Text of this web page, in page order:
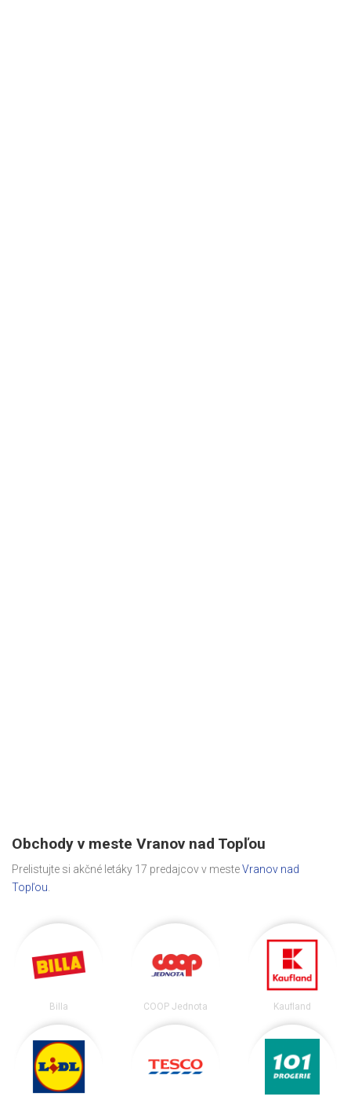
Obchody v meste Vranov nad Topľou
Prelistujte si akčné letáky 17 predajcov v mesteVranov nad
Topľou
Billa COOP Jednota Kaufland